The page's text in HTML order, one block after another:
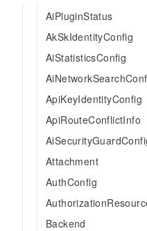
AiPluginStatus
AkSkIdentityConfig
AiStatisticsConfig
ApiKeyIdentityConfig
ApiRouteConflictInfo
Attachment
AuthConfig
Backend